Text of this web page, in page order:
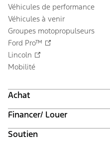
Véhicules de performance
Véhicules à venir
Groupes motopropulseurs
Ford Pro™
Lincoln
Mobilité
Achat
Équiper et obtenir un prix
Offres en cours
Suivi de commande automobile
Financer/ Louer
Valeur du véhicule d'échange
Soutien